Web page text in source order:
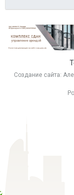
Создание сайта: